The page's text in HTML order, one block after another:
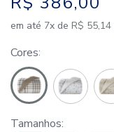
em até 7x de R$ 55,14
Cores
Tamanhos: